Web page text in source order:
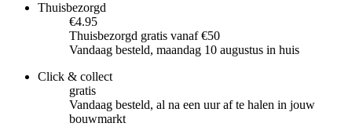
Thuisbezorgd
€4.95
Thuisbezorgd gratis vanaf €50
Vandaag besteld, maandag 10 augustus in huis
Click & collect
gratis
Vandaag besteld, al na een uur af te halen in jouw
bouwmarkt